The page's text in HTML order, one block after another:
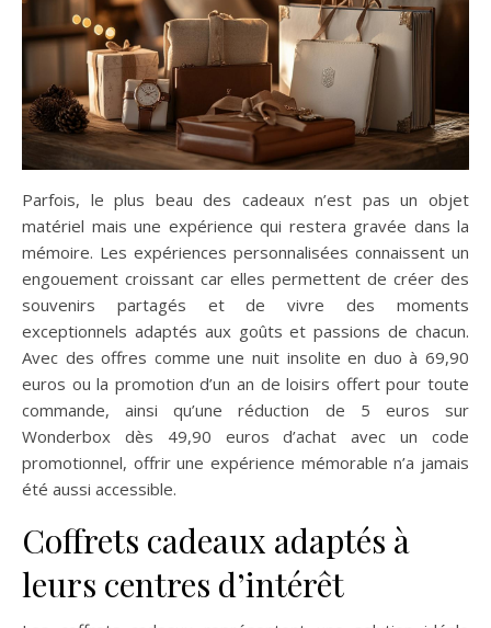
Parfois, le plus beau des cadeaux n’est pas un objet
matériel mais une expérience qui restera gravée dans la
mémoire. Les expériences personnalisées connaissent un
engouement croissant car elles permettent de créer des
souvenirs partagés et de vivre des moments
exceptionnels adaptés aux goûts et passions de chacun.
Avec des offres comme une nuit insolite en duo à 69,90
euros ou la promotion d’un an de loisirs offert pour toute
commande, ainsi qu’une réduction de 5 euros sur
Wonderbox dès 49,90 euros d’achat avec un code
promotionnel, offrir une expérience mémorable n’a jamais
été aussi accessible.
Coffrets cadeaux adaptés à
leurs centres d’intérêt